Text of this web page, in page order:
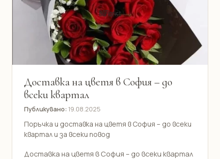
Доставка на цветя в София – до
всеки квартал
Публикувано: 19.08.2025
Поръчка и доставка на цветя в София – до всеки
квартал и за всеки повод
Доставка на цветя в София – до всеки квартал